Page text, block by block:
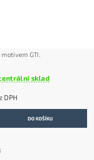
GTI.
sklad
bez DPH